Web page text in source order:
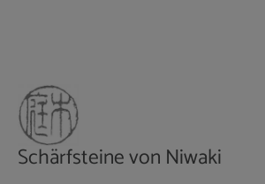
Schärfsteine von Niwaki